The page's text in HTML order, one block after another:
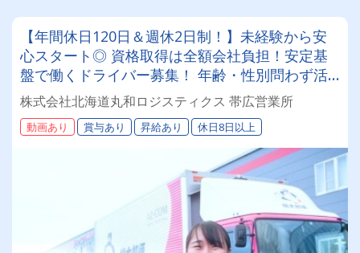
【年間休日120日＆週休2日制！】未経験から安
心スタート◎ 資格取得は全額会社負担！安定基
盤で働くドライバー募集！ 年齢・性別問わず活
躍できるお仕事です✨
株式会社北海道丸和ロジスティクス 帯広営業所
動画あり 賞与あり 昇給あり 休日8日以上